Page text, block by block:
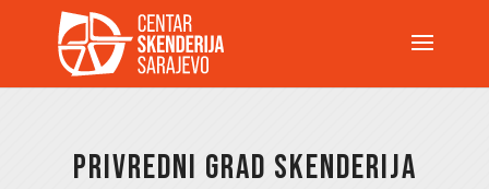
PRIVREDNI GRAD SKENDERIJA